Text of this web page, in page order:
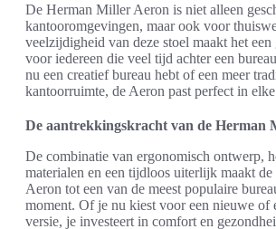
De Herman Miller Aeron is niet alleen
kantooromgevingen, maar ook voor
veelzijdigheid van deze stoel maakt het
voor iedereen die veel tijd achter een
nu een creatief bureau hebt of een meer
kantoorruimte, de Aeron past perfect in
De aantrekkingskracht van de Herman
De combinatie van ergonomisch ontwerp,
materialen en een tijdloos uiterlijk maakt
Aeron tot een van de meest populaire
moment. Of je nu kiest voor een nieuwe of
versie, je investeert in comfort en